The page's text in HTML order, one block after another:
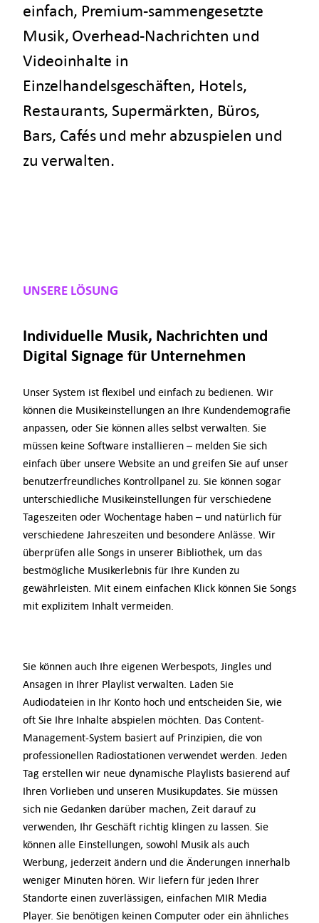
einfach, Premium-sammengesetzte
Musik, Overhead-Nachrichten und
Videoinhalte in
Einzelhandelsgeschäften, Hotels,
Restaurants, Supermärkten, Büros,
Bars, Cafés und mehr abzuspielen und
zu verwalten.
UNSERE LÖSUNG
Individuelle Musik, Nachrichten und
Digital Signage für Unternehmen
Unser System ist flexibel und einfach zu bedienen. Wir
können die Musikeinstellungen an Ihre Kundendemografie
anpassen, oder Sie können alles selbst verwalten. Sie
müssen keine Software installieren – melden Sie sich
einfach über unsere Website an und greifen Sie auf unser
benutzerfreundliches Kontrollpanel zu. Sie können sogar
unterschiedliche Musikeinstellungen für verschiedene
Tageszeiten oder Wochentage haben – und natürlich für
verschiedene Jahreszeiten und besondere Anlässe. Wir
überprüfen alle Songs in unserer Bibliothek, um das
bestmögliche Musikerlebnis für Ihre Kunden zu
gewährleisten. Mit einem einfachen Klick können Sie Songs
mit explizitem Inhalt vermeiden.
Sie können auch Ihre eigenen Werbespots, Jingles und
Ansagen in Ihrer Playlist verwalten. Laden Sie
Audiodateien in Ihr Konto hoch und entscheiden Sie, wie
oft Sie Ihre Inhalte abspielen möchten. Das Content-
Management-System basiert auf Prinzipien, die von
professionellen Radiostationen verwendet werden. Jeden
Tag erstellen wir neue dynamische Playlists basierend auf
Ihren Vorlieben und unseren Musikupdates. Sie müssen
sich nie Gedanken darüber machen, Zeit darauf zu
verwenden, Ihr Geschäft richtig klingen zu lassen. Sie
können alle Einstellungen, sowohl Musik als auch
Werbung, jederzeit ändern und die Änderungen innerhalb
weniger Minuten hören. Wir liefern für jeden Ihrer
Standorte einen zuverlässigen, einfachen MIR Media
Player. Sie benötigen keinen Computer oder ein ähnliches